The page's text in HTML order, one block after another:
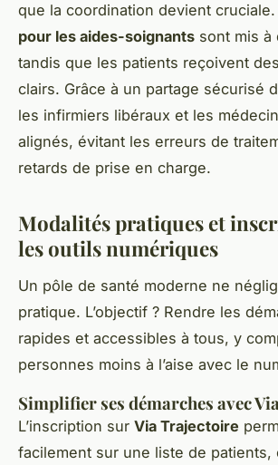
que la coordination devient cruciale.
pour les aides-soignants sont mis à
tandis que les patients reçoivent
clairs. Grâce à un partage sécurisé
les infirmiers libéraux et les
alignés, évitant les erreurs de
retards de prise en charge.
Modalités pratiques et
les outils numériques
Un pôle de santé moderne ne
pratique. L’objectif ? Rendre les
rapides et accessibles à tous, y
personnes moins à l’aise avec le
Simplifier ses démarches avec
L’inscription sur Via Trajectoire
facilement sur une liste de patients,